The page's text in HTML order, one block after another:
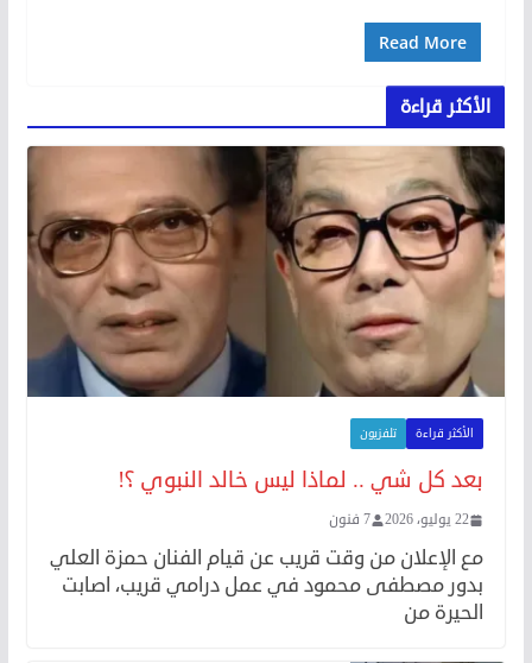
Read More
الأكثر قراءة
الأكثر قراءة تلفزيون
بعد كل شي .. لماذا ليس خالد النبوي ؟!
22 يوليو، 2026 7 فنون
مع الإعلان من وقت قريب عن قيام الفنان حمزة العلي
بدور مصطفى محمود في عمل درامي قريب، اصابت
الحيرة من